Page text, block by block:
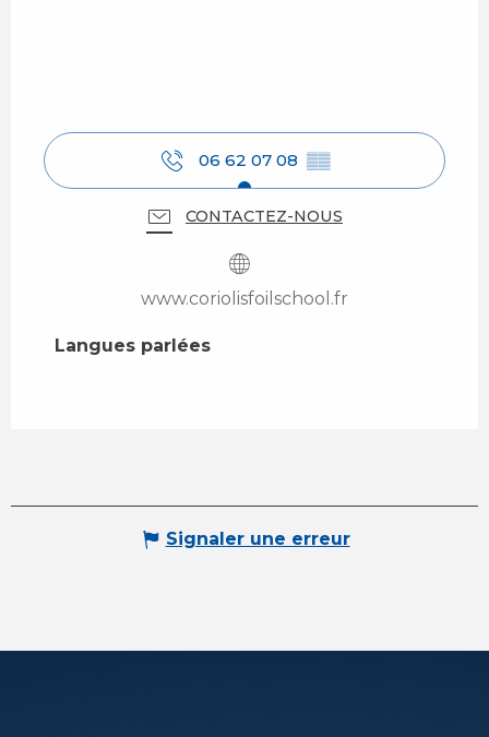
06 62 07 08 ▒▒
CONTACTEZ-NOUS
www.coriolisfoilschool.fr
Langues parlées
Langues parlées
Signaler une erreur